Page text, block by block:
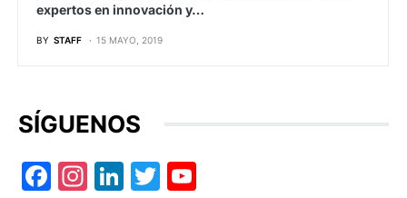
expertos en innovación y…
BY STAFF 15 MAYO, 2019
SÍGUENOS
Facebook
Instagram
LinkedIn
Twitter